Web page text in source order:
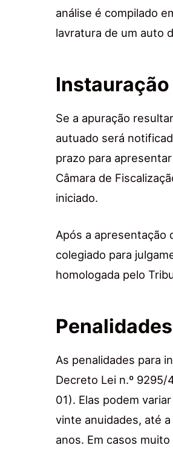
análise é compilado
lavratura de um auto
Se a apuração
autuado será
prazo para
Câmara de
iniciado.
Após a apresentação
colegiado para
homologada pelo
As penalidades para
Decreto Lei n.º 9295/
01). Elas podem
vinte anuidades, até
anos. Em casos